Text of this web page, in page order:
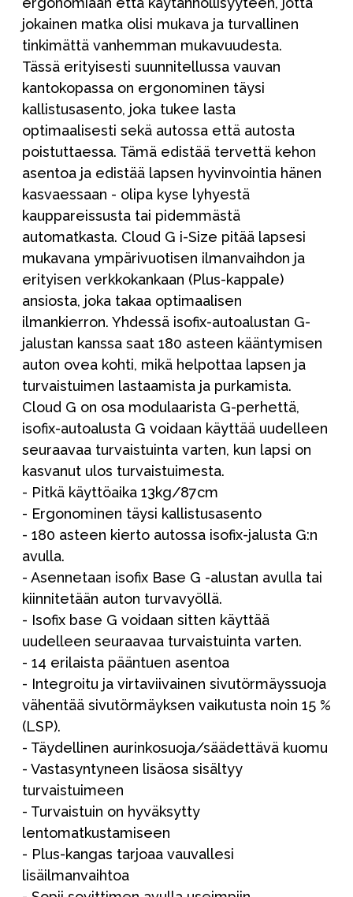
jokainen matka olisi mukava ja turvallinen
tinkimättä vanhemman mukavuudesta.
Tässä erityisesti suunnitellussa vauvan
kantokopassa on ergonominen täysi
kallistusasento, joka tukee lasta
optimaalisesti sekä autossa että autosta
poistuttaessa. Tämä edistää tervettä kehon
asentoa ja edistää lapsen hyvinvointia hänen
kasvaessaan - olipa kyse lyhyestä
kauppareissusta tai pidemmästä
automatkasta. Cloud G i-Size pitää lapsesi
mukavana ympärivuotisen ilmanvaihdon ja
erityisen verkkokankaan (Plus-kappale)
ansiosta, joka takaa optimaalisen
ilmankierron. Yhdessä isofix-autoalustan G-
jalustan kanssa saat 180 asteen kääntymisen
auton ovea kohti, mikä helpottaa lapsen ja
turvaistuimen lastaamista ja purkamista.
Cloud G on osa modulaarista G-perhettä,
isofix-autoalusta G voidaan käyttää uudelleen
seuraavaa turvaistuinta varten, kun lapsi on
kasvanut ulos turvaistuimesta.
- Pitkä käyttöaika 13kg/87cm
- Ergonominen täysi kallistusasento
- 180 asteen kierto autossa isofix-jalusta G:n
avulla.
- Asennetaan isofix Base G -alustan avulla tai
kiinnitetään auton turvavyöllä.
- Isofix base G voidaan sitten käyttää
uudelleen seuraavaa turvaistuinta varten.
- 14 erilaista pääntuen asentoa
- Integroitu ja virtaviivainen sivutörmäyssuoja
vähentää sivutörmäyksen vaikutusta noin 15 %
(LSP).
- Täydellinen aurinkosuoja/säädettävä kuomu
- Vastasyntyneen lisäosa sisältyy
turvaistuimeen
- Turvaistuin on hyväksytty
lentomatkustamiseen
- Plus-kangas tarjoaa vauvallesi
lisäilmanvaihtoa